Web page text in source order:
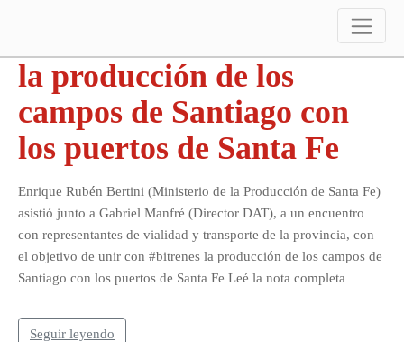
Buscan unir con Bitrenes
la producción de los
campos de Santiago con
los puertos de Santa Fe
Enrique Rubén Bertini (Ministerio de la Producción de Santa Fe)
asistió junto a Gabriel Manfré (Director DAT), a un encuentro
con representantes de vialidad y transporte de la provincia, con
el objetivo de unir con #bitrenes la producción de los campos de
Santiago con los puertos de Santa Fe Leé la nota completa
Seguir leyendo